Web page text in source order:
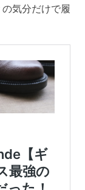
気分だけで履